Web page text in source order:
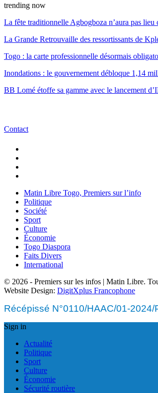
trending now
La fête traditionnelle Agbogboza n’aura pas
La Grande Retrouvaille des ressortissants de
Togo : la carte professionnelle désormais
Inondations : le gouvernement débloque 1,14
BB Lomé étoffe sa gamme avec le lancement
Contact
Matin Libre Togo, Premiers sur l’info
Politique
Société
Sport
Culture
Économie
Togo Diaspora
Faits Divers
International
© 2026 - Premiers sur les infos | Matin Libre.
Website Design: DigitXplus Francophone
Récépissé N°0110/HAAC/01-
Sign in
Actualité
Politique
Sport
Culture
Économie
Sécurité routière